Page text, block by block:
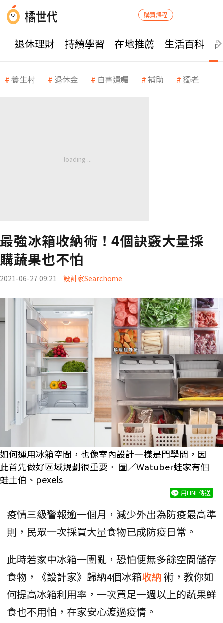
購買課程
退休理財 持續學習 在地推薦 生活百科
養生村 退休金 自書遺囑 補助 獨老
最強冰箱收納術！4個訣竅大量採
購蔬果也不怕
2021-06-27 09:21 設計家Searchome
如何運用冰箱空間，也像室內設計一樣是門學問，因
此首先做好區域規劃很重要。 圖／Watuber蛙家有個
蛙土伯、pexels
用LINE傳送
疫情三級警報逾一個月，減少外出為防疫最高準
則，民眾一次採買大量食物已成防疫日常。
此時若家中冰箱一團亂，恐怕便無多餘空間儲存
食物，《設計家》歸納4個冰箱收納術，教你如
何提高冰箱利用率，一次買足一週以上的蔬果鮮
食也不用怕，在家安心渡過疫情。